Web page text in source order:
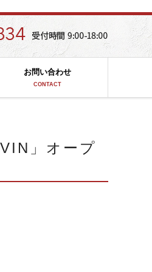
お問い合わせ
CONTACT
」オープ